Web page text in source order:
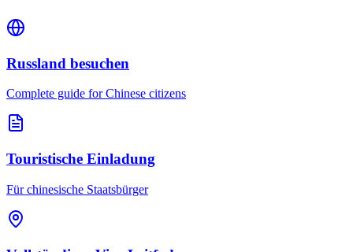
Russland besuchen
Complete guide for Chinese citizens
Touristische Einladung
Für chinesische Staatsbürger